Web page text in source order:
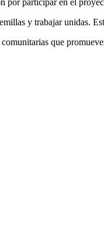
y trabajar unidas.
que